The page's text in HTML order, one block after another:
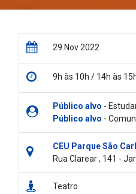
29 Nov 2022
9h às 10h / 14h às
Público alvo -
Público alvo -
CEU Parque São
Rua Clarear , 141 -
Teatro